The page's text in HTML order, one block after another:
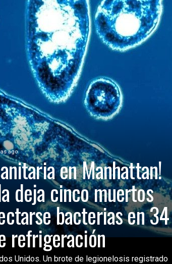
ago
en Manhattan!
deja cinco muertos
bacterias en 34
refrigeración
Unidos. Un brote de legionelosis registrado